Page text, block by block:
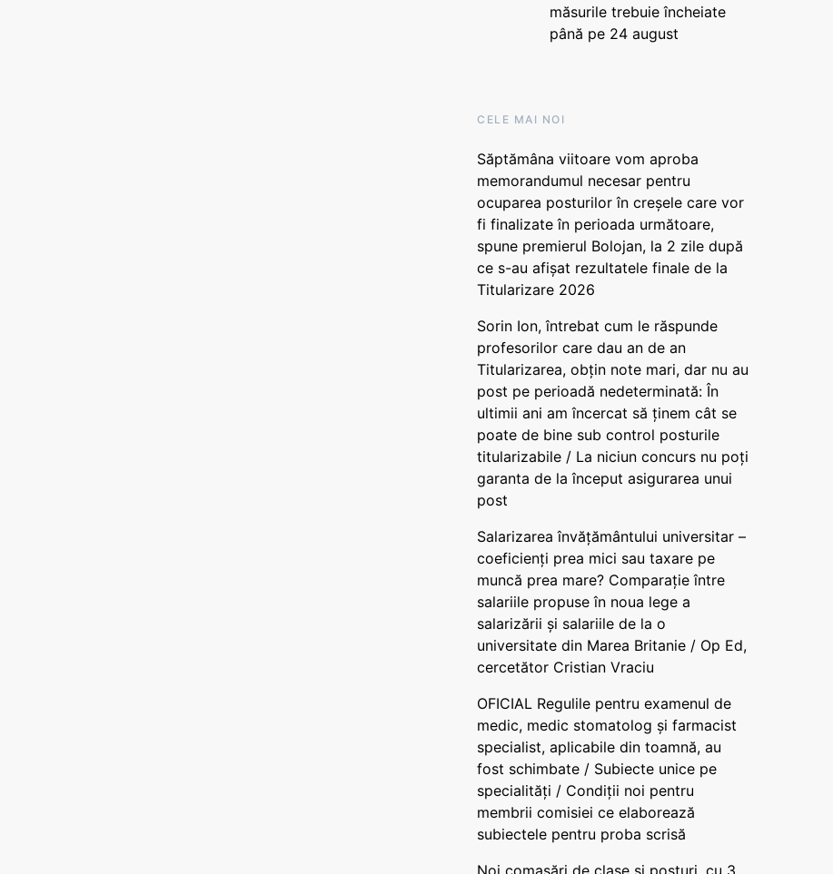
măsurile trebuie încheiate
până pe 24 august
CELE MAI NOI
Săptămâna viitoare vom aproba
memorandumul necesar pentru
ocuparea posturilor în creșele care vor
fi finalizate în perioada următoare,
spune premierul Bolojan, la 2 zile după
ce s-au afișat rezultatele finale de la
Titularizare 2026
Sorin Ion, întrebat cum le răspunde
profesorilor care dau an de an
Titularizarea, obțin note mari, dar nu au
post pe perioadă nedeterminată: În
ultimii ani am încercat să ținem cât se
poate de bine sub control posturile
titularizabile / La niciun concurs nu poți
garanta de la început asigurarea unui
post
Salarizarea învățământului universitar –
coeficienți prea mici sau taxare pe
muncă prea mare? Comparație între
salariile propuse în noua lege a
salarizării și salariile de la o
universitate din Marea Britanie / Op Ed,
cercetător Cristian Vraciu
OFICIAL Regulile pentru examenul de
medic, medic stomatolog și farmacist
specialist, aplicabile din toamnă, au
fost schimbate / Subiecte unice pe
specialități / Condiții noi pentru
membrii comisiei ce elaborează
subiectele pentru proba scrisă
Noi comasări de clase și posturi, cu 3